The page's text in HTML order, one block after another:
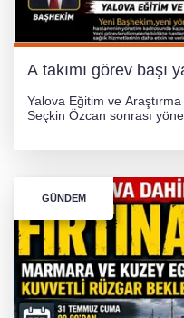
A takımı görev başı
Yalova Eğitim ve
Seçkin Özcan sonrası
GÜNDEM